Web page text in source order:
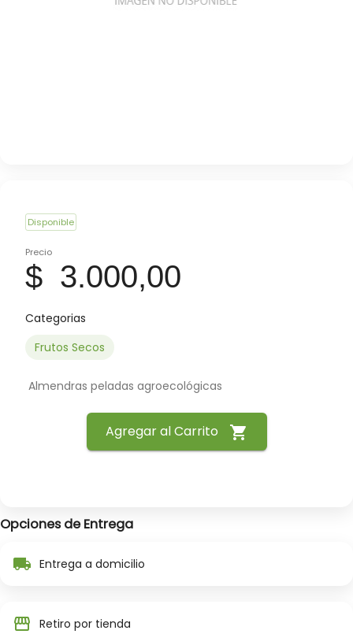
Disponible
Precio
$ 3.000,00
Categorias
Frutos Secos
Agregar al Carrito shopping_cart
Opciones de Entrega
local_shipping Entrega a domicilio
storefront Retiro por tienda